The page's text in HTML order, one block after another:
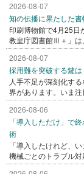
2026-08-07
知の伝播に果たした
印刷博物館で4月25
教皇庁図書館Ⅲ＋」は
2026-08-07
採用難を突破する鍵
人手不足が深刻化す
界があります。いま注
2026-08-06
「導入しただけ」で
術
「導入したけれど、
機械ごとのトラブル対